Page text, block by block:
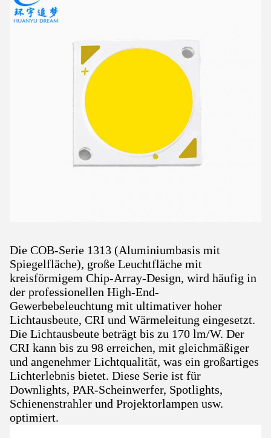
Die COB-Serie 1313 (Aluminiumbasis mit
Spiegelfläche), große Leuchtfläche mit
kreisförmigem Chip-Array-Design, wird häufig in
der professionellen High-End-
Gewerbebeleuchtung mit ultimativer hoher
Lichtausbeute, CRI und Wärmeleitung eingesetzt.
Die Lichtausbeute beträgt bis zu 170 lm/W. Der
CRI kann bis zu 98 erreichen, mit gleichmäßiger
und angenehmer Lichtqualität, was ein großartiges
Lichterlebnis bietet. Diese Serie ist für
Downlights, PAR-Scheinwerfer, Spotlights,
Schienenstrahler und Projektorlampen usw.
optimiert.